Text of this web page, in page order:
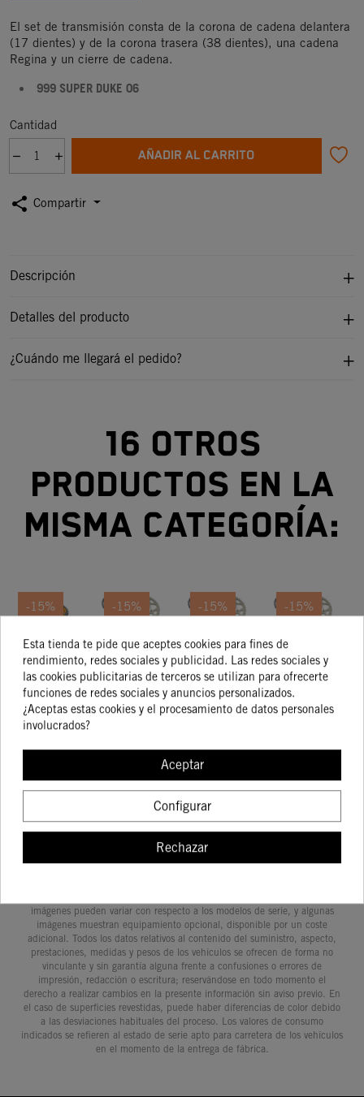
El set de transmisión consta de la corona de cadena delantera
(17 dientes) y de la corona trasera (38 dientes), una cadena
Regina y un cierre de cadena.
999 SUPER DUKE 06
Cantidad
AÑADIR AL CARRITO
share Compartir
Descripción
Detalles del producto
¿Cuándo me llegará el pedido?
16 otros
productos en la
misma categoría:
-15%
KIT
14/52 KTM
350/450
EXC-F SD
167,71 €
142,55 €
-15%
KIT TRANSMISIÓN
13/50 KTM
125/250/300/500
XC
149,56 €
127,12 €
COMPRAR
-15%
KIT
TRANSMISIÓN
14/50 KTM
500 EXC-F
144,29 €
122,65 €
-15%
TRANSMISIÓN
14/45 KTM
125 Duke /
RC 125
150,58 €
128,00 €
imágenes pueden variar con respecto a los modelos de serie, y algunas
imágenes muestran equipamiento opcional, disponible por un coste
adicional. Todos los datos relativos al contenido del suministro, aspecto,
prestaciones, medidas y pesos de los vehículos se ofrecen de forma no
vinculante y sin garantía alguna frente a confusiones o errores de
impresión, redacción o escritura; reservándose en todo momento el
derecho a realizar cambios en la presente información sin aviso previo. En
el caso de superficies revestidas, puede haber diferencias de color debido
a las desviaciones habituales del proceso. Los valores de consumo
indicados se refieren al estado de serie apto para carretera de los vehículos
en el momento de la entrega de fábrica.
Esta tienda te pide que aceptes cookies para fines de
rendimiento, redes sociales y publicidad. Las redes sociales y
las cookies publicitarias de terceros se utilizan para ofrecerte
funciones de redes sociales y anuncios personalizados.
¿Aceptas estas cookies y el procesamiento de datos personales
involucrados?
Aceptar
Configurar
Rechazar